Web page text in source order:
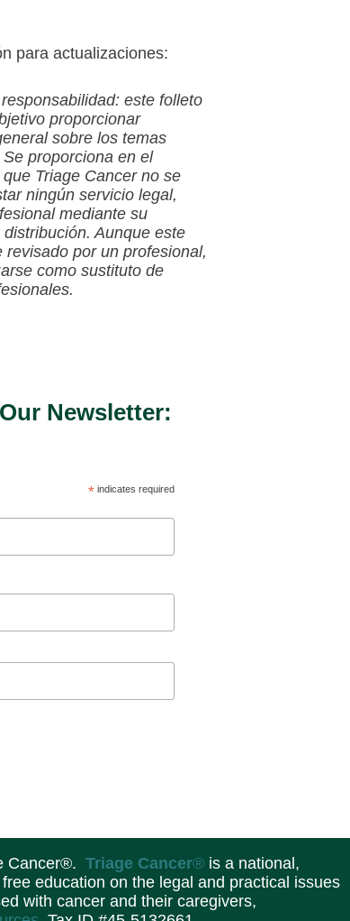
para actualizaciones:
este folleto
proporcionar
sobre los temas
proporciona en el
Triage Cancer no se
ningún servicio legal,
mediante su
Aunque este
revisado por un profesional,
como sustituto de
Newsletter:
*indicates required
Cancer®. Triage Cancer® is a national,
education on the legal and practical issues
with cancer and their caregivers,